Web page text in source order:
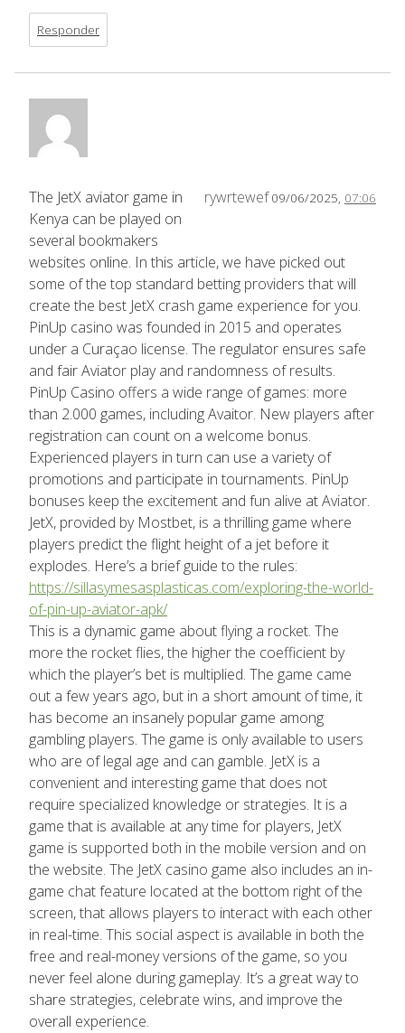
Responder
rywrtewef 09/06/2025, 07:06
The JetX aviator game in
Kenya can be played on
several bookmakers
websites online. In this article, we have picked out
some of the top standard betting providers that will
create the best JetX crash game experience for you.
PinUp casino was founded in 2015 and operates
under a Curaçao license. The regulator ensures safe
and fair Aviator play and randomness of results.
PinUp Casino offers a wide range of games: more
than 2.000 games, including Avaitor. New players after
registration can count on a welcome bonus.
Experienced players in turn can use a variety of
promotions and participate in tournaments. PinUp
bonuses keep the excitement and fun alive at Aviator.
JetX, provided by Mostbet, is a thrilling game where
players predict the flight height of a jet before it
explodes. Here’s a brief guide to the rules:
https://sillasymesasplasticas.com/exploring-the-world-
of-pin-up-aviator-apk/
This is a dynamic game about flying a rocket. The
more the rocket flies, the higher the coefficient by
which the player’s bet is multiplied. The game came
out a few years ago, but in a short amount of time, it
has become an insanely popular game among
gambling players. The game is only available to users
who are of legal age and can gamble. JetX is a
convenient and interesting game that does not
require specialized knowledge or strategies. It is a
game that is available at any time for players, JetX
game is supported both in the mobile version and on
the website. The JetX casino game also includes an in-
game chat feature located at the bottom right of the
screen, that allows players to interact with each other
in real-time. This social aspect is available in both the
free and real-money versions of the game, so you
never feel alone during gameplay. It’s a great way to
share strategies, celebrate wins, and improve the
overall experience.